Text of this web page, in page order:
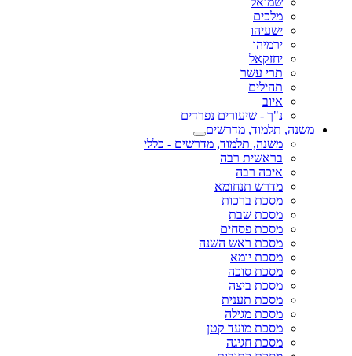
מלכים
ישעיהו
ירמיהו
יחזקאל
תרי עשר
תהילים
איוב
נ"ך - שיעורים נפרדים
משנה, תלמוד, מדרשים
משנה, תלמוד, מדרשים - כללי
בראשית רבה
איכה רבה
מדרש תנחומא
מסכת ברכות
מסכת שבת
מסכת פסחים
מסכת ראש השנה
מסכת יומא
מסכת סוכה
מסכת ביצה
מסכת תענית
מסכת מגילה
מסכת מועד קטן
מסכת חגיגה